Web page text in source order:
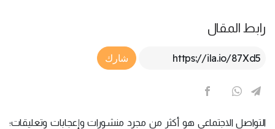
رابط المقال
Article Link
شارك
التواصل الاجتماعي هو أكثر من مجرد منشورات وإعجابات وتعليقات؛